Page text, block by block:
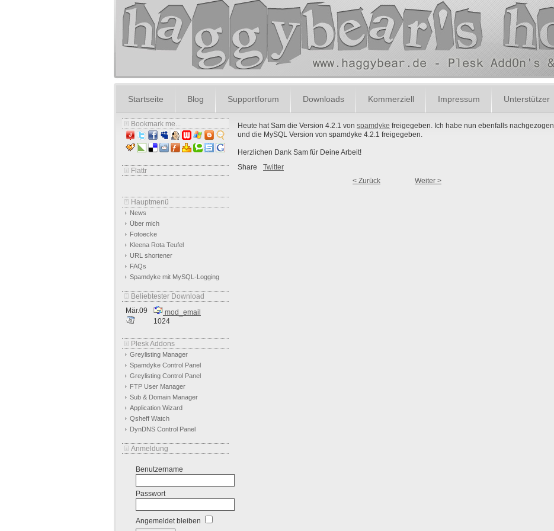
Startseite Blog Supportforum Downloads Kommerziell Impressum Unterstützer
Bookmark me...
Flattr
Hauptmenü
News
Über mich
Fotoecke
Kleena Rota Teufel
URL shortener
FAQs
Spamdyke mit MySQL-Logging
Beliebtester Download
Mär.09
mod_email
1024
Plesk Addons
Greylisting Manager
Spamdyke Control Panel
Greylisting Control Panel
FTP User Manager
Sub & Domain Manager
Application Wizard
Qsheff Watch
DynDNS Control Panel
Anmeldung
Benutzername
Passwort
Angemeldet bleiben
Heute hat Sam die Version 4.2.1 von spamdyke freigegeben. Ich habe nun ebenfalls nachgezogen
und die MySQL Version von spamdyke 4.2.1 freigegeben.
Herzlichen Dank Sam für Deine Arbeit!
Share
Twitter
< Zurück
Weiter >